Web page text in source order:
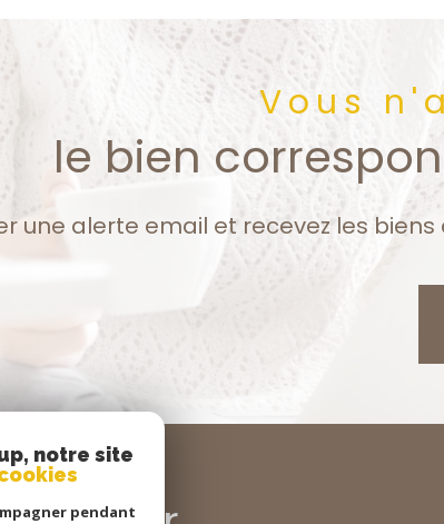
Vous
le bien
une alerte email et recevez les
Se
notre site
pendant